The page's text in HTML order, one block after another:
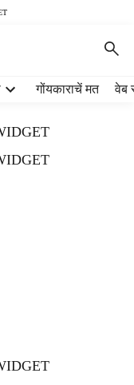
गोंयकाराचें मत वेब